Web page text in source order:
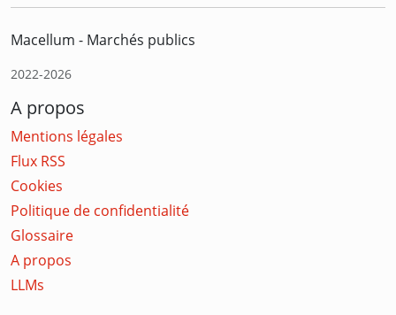
Macellum - Marchés publics
2022-2026
A propos
Mentions légales
Flux RSS
Cookies
Politique de confidentialité
Glossaire
A propos
LLMs